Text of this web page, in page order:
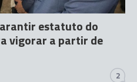
estatuto do
vigorar a partir de
2